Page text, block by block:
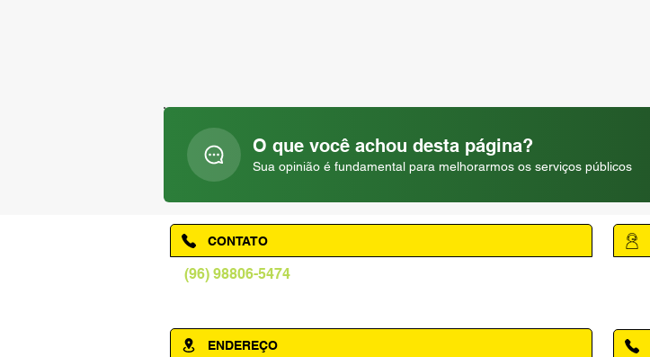
O que você achou desta página?
Sua opinião é fundamental para melhorarmos os serviços públicos
(96) 98806-5474
CONTATO
ENDEREÇO